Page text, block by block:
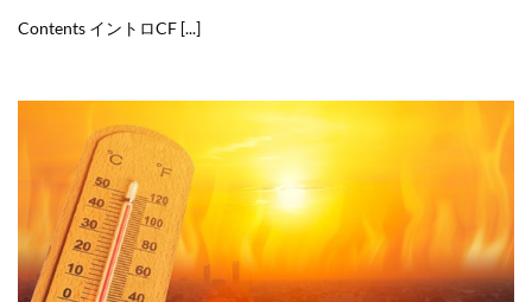
Contents イントロCF [...]